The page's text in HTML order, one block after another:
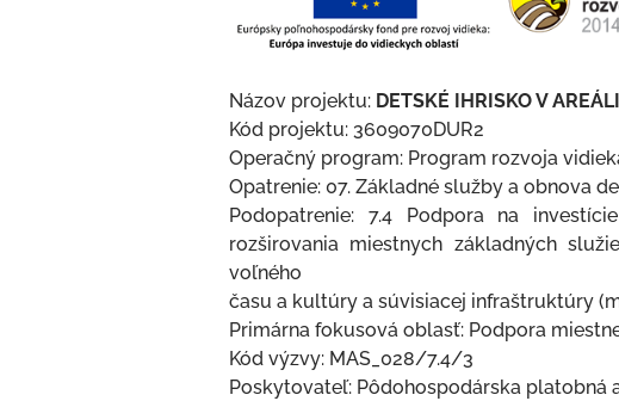
Názov projektu: DETSKÉ IHRISKO V
Kód projektu: 3609070DUR2
Operačný program: Program rozvoja
Opatrenie: 07. Základné služby a obnova
Podopatrenie: 7.4 Podpora na
rozširovania miestnych základných
voľného
času a kultúry a súvisiacej infraštruktúry
Primárna fokusová oblasť: Podpora
Kód výzvy: MAS_028/7.4/3
Poskytovateľ: Pôdohospodárska platobná